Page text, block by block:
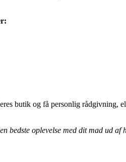
butik og få personlig rådgivning,
bedste oplevelse med dit mad ud af